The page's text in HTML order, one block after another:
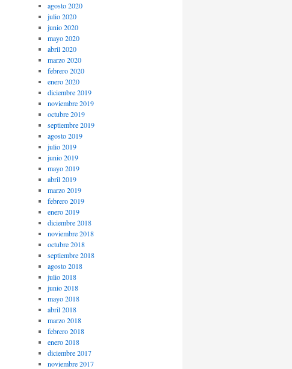
agosto 2020
julio 2020
junio 2020
mayo 2020
abril 2020
marzo 2020
febrero 2020
enero 2020
diciembre 2019
noviembre 2019
octubre 2019
septiembre 2019
agosto 2019
julio 2019
junio 2019
mayo 2019
abril 2019
marzo 2019
febrero 2019
enero 2019
diciembre 2018
noviembre 2018
octubre 2018
septiembre 2018
agosto 2018
julio 2018
junio 2018
mayo 2018
abril 2018
marzo 2018
febrero 2018
enero 2018
diciembre 2017
noviembre 2017